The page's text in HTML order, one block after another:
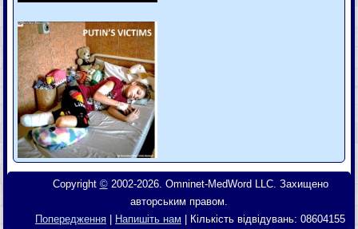
Copyright ©2002-2026. Omninet-MedWord LLC. Захищено
авторським правом.
Попередження
Напишіть нам | Кількість відвідувань: 08604155